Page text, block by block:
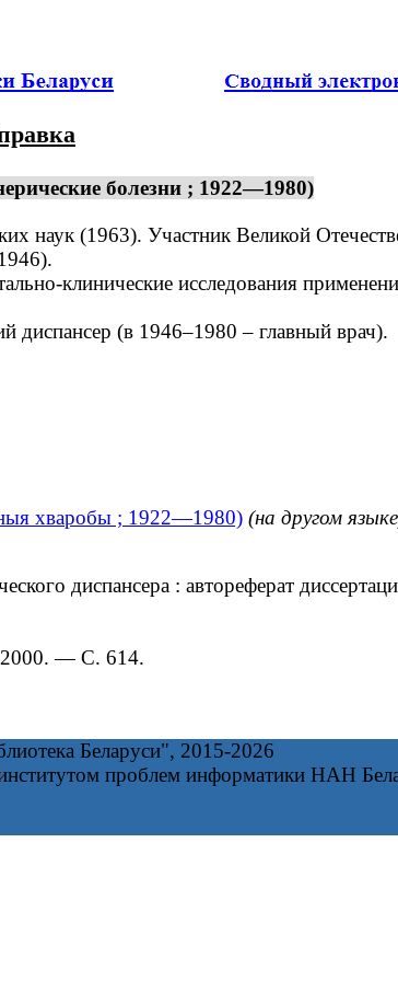
болезни ; 1922—1980)
наук (1963). Участник Великой
клинические исследования
диспансер (в 1946–1980 – главный врач).
хваробы ; 1922—1980) (на другом
диспансера : автореферат
2000. — С. 614.
Беларуси", 2015-2026
проблем информатики НАН